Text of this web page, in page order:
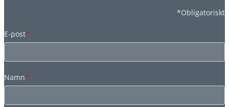
*Obligatoriskt
E-post*
Namn*